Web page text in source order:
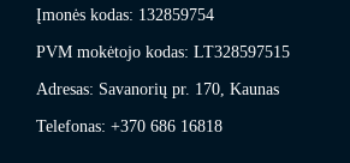
Įmonės kodas: 132859754
PVM mokėtojo kodas: LT328597515
Adresas: Savanorių pr. 170, Kaunas
Telefonas: +370 686 16818